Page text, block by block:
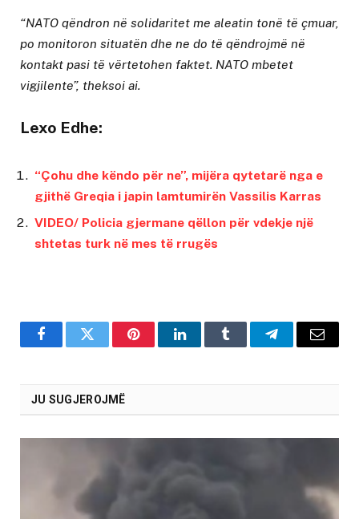
“NATO qëndron në solidaritet me aleatin tonë të çmuar,
po monitoron situatën dhe ne do të qëndrojmë në
kontakt pasi të vërtetohen faktet. NATO mbetet
vigjilente”, theksoi ai.
Lexo Edhe:
“Çohu dhe këndo për ne”, mijëra qytetarë nga e
gjithë Greqia i japin lamtumirën Vassilis Karras
VIDEO/ Policia gjermane qëllon për vdekje një
shtetas turk në mes të rrugës
FacebookTwitter PinterestLinkedInTumblr TelegramEmail
JU SUGJEROJMË